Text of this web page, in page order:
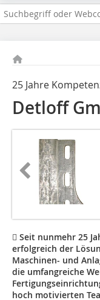
25 Jahre
Detloff
 Seit nunmehr 25
erfolgreich der
Maschinen- und
die umfangreiche
hoch motivierten